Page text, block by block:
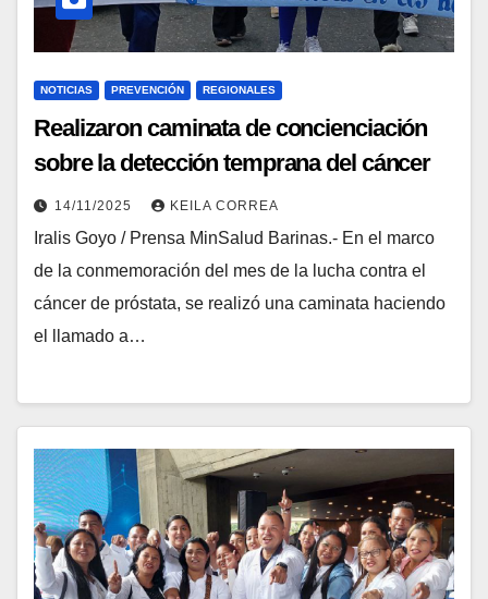
NOTICIAS PREVENCIÓN REGIONALES
Realizaron caminata de concienciación
sobre la detección temprana del cáncer
de próstata en Barinas
14/11/2025 KEILA CORREA
Iralis Goyo / Prensa MinSalud Barinas.- En el marco
de la conmemoración del mes de la lucha contra el
cáncer de próstata, se realizó una caminata haciendo
el llamado a…